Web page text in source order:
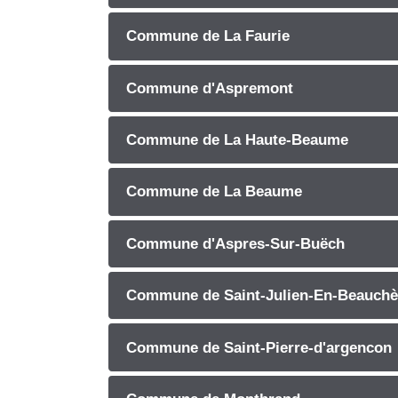
Commune de La Faurie
Commune d'Aspremont
Commune de La Haute-Beaume
Commune de La Beaume
Commune d'Aspres-Sur-Buëch
Commune de Saint-Julien-En-
Commune de Saint-Pierre-d'argencon